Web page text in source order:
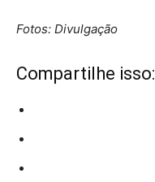
Fotos: Divulgação
Compartilhe isso: